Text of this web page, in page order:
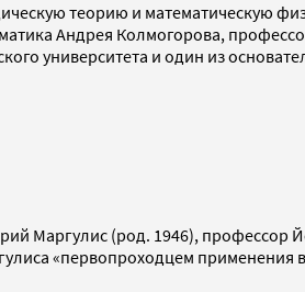
теорию и математическую
Андрея Колмогорова,
университета и один из
Маргулис (род. 1946), профессор
«первопроходцем применения